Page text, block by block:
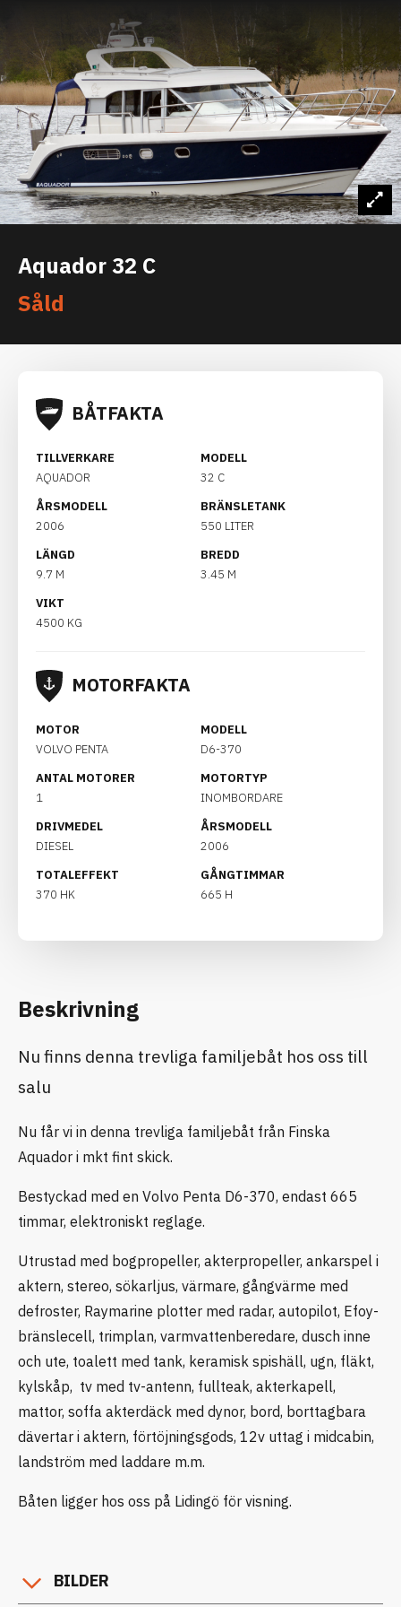
Aquador 32 C
Såld
BÅTFAKTA
TILLVERKARE
AQUADOR
MODELL
32 C
ÅRSMODELL
2006
BRÄNSLETANK
550 LITER
LÄNGD
9.7 M
BREDD
3.45 M
VIKT
4500 KG
MOTORFAKTA
MOTOR
VOLVO PENTA
MODELL
D6-370
ANTAL MOTORER
1
MOTORTYP
INOMBORDARE
DRIVMEDEL
DIESEL
ÅRSMODELL
2006
TOTALEFFEKT
370 HK
GÅNGTIMMAR
665 H
Beskrivning
Nu finns denna trevliga familjebåt hos oss till
salu
Nu får vi in denna trevliga familjebåt från Finska
Aquador i mkt fint skick.
Bestyckad med en Volvo Penta D6-370, endast 665
timmar, elektroniskt reglage.
Utrustad med bogpropeller, akterpropeller, ankarspel i
aktern, stereo, sökarljus, värmare, gångvärme med
defroster, Raymarine plotter med radar, autopilot, Efoy-
bränslecell, trimplan, varmvattenberedare, dusch inne
och ute, toalett med tank, keramisk spishäll, ugn, fläkt,
kylskåp, tv med tv-antenn, fullteak, akterkapell,
mattor, soffa akterdäck med dynor, bord, borttagbara
dävertar i aktern, förtöjningsgods, 12v uttag i midcabin,
landström med laddare m.m.
Båten ligger hos oss på Lidingö för visning.
BILDER